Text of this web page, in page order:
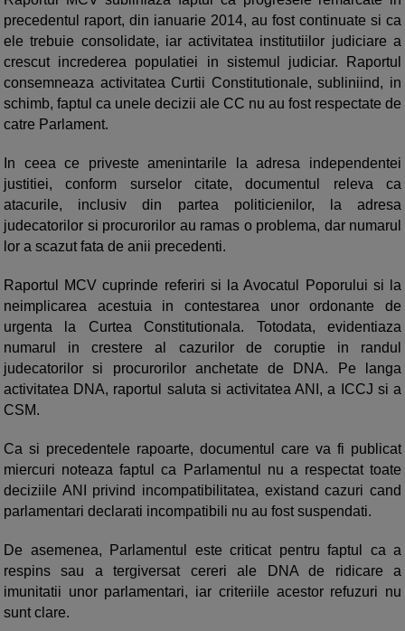
precedentul raport, din ianuarie 2014, au fost continuate si ca
ele trebuie consolidate, iar activitatea institutiilor judiciare a
crescut increderea populatiei in sistemul judiciar. Raportul
consemneaza activitatea Curtii Constitutionale, subliniind, in
schimb, faptul ca unele decizii ale CC nu au fost respectate de
catre Parlament.
In ceea ce priveste amenintarile la adresa independentei
justitiei, conform surselor citate, documentul releva ca
atacurile, inclusiv din partea politicienilor, la adresa
judecatorilor si procurorilor au ramas o problema, dar numarul
lor a scazut fata de anii precedenti.
Raportul MCV cuprinde referiri si la Avocatul Poporului si la
neimplicarea acestuia in contestarea unor ordonante de
urgenta la Curtea Constitutionala. Totodata, evidentiaza
numarul in crestere al cazurilor de coruptie in randul
judecatorilor si procurorilor anchetate de DNA. Pe langa
activitatea DNA, raportul saluta si activitatea ANI, a ICCJ si a
CSM.
Ca si precedentele rapoarte, documentul care va fi publicat
miercuri noteaza faptul ca Parlamentul nu a respectat toate
deciziile ANI privind incompatibilitatea, existand cazuri cand
parlamentari declarati incompatibili nu au fost suspendati.
De asemenea, Parlamentul este criticat pentru faptul ca a
respins sau a tergiversat cereri ale DNA de ridicare a
imunitatii unor parlamentari, iar criteriile acestor refuzuri nu
sunt clare.